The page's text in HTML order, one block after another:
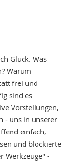
Glück. Was
Warum
frei und
sind es
Vorstellungen,
- uns in unserer
einfach,
und blockierte
Werkzeuge" -